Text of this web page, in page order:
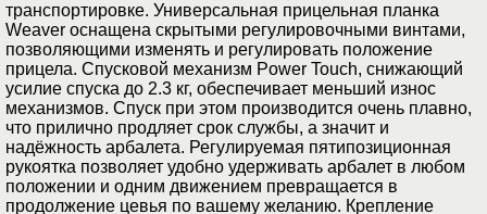
транспортировке. Универсальная прицельная планка
Weaver оснащена скрытыми регулировочными винтами,
позволяющими изменять и регулировать положение
прицела. Спусковой механизм Power Touch, снижающий
усилие спуска до 2.3 кг, обеспечивает меньший износ
механизмов. Спуск при этом производится очень плавно,
что прилично продляет срок службы, а значит и
надёжность арбалета. Регулируемая пятипозиционная
рукоятка позволяет удобно удерживать арбалет в любом
положении и одним движением превращается в
продолжение цевья по вашему желанию. Крепление